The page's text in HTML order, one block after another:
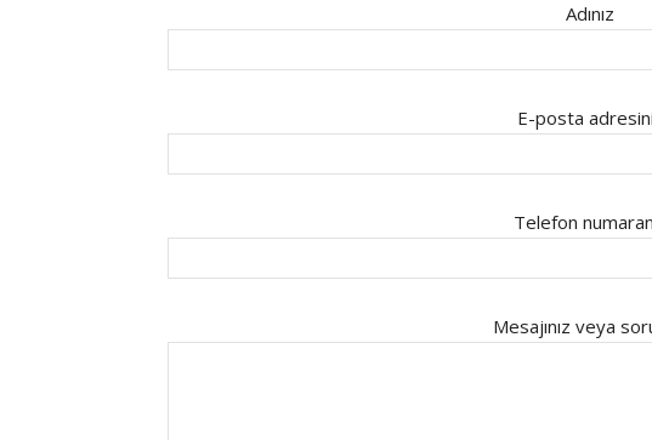
Adınız
E-posta
Telefon
Mesajınız veya